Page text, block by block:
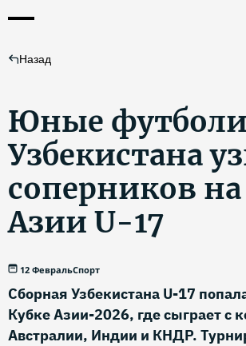
Назад
Юные
Узбекистана
соперников на
Азии U-17
12 ФевральСпорт
Сборная Узбекистана U-17
Кубке Азии-2026, где сыграет с
Австралии, Индии и КНДР.